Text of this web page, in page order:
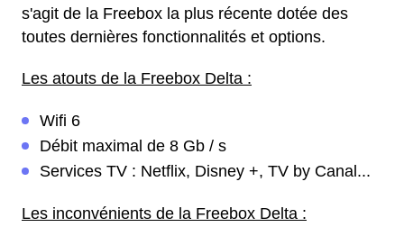
s'agit de la Freebox la plus récente dotée des
toutes dernières fonctionnalités et options.
Les atouts de la Freebox Delta :
Wifi 6
Débit maximal de 8 Gb / s
Services TV : Netflix, Disney +, TV by Canal...
Les inconvénients de la Freebox Delta :